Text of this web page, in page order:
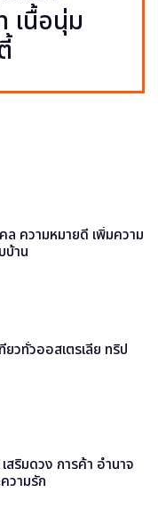
เนื้อนุ่ม
ล ความหมายดี เพิ่มความ
บ้าน
ยวทั่วออสเตรเลีย ทริป
สริมดวง การค้า อำนาจ
วามรัก